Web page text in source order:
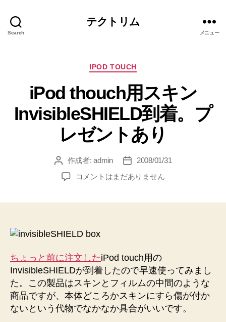
Search
テクトリム
メニュー
カ
ゴ
リ
ー
IPOD TOUCH
iPod thouch用スキン
InvisibleSHIELD到着。プ
レゼントあり
投
稿
者
作成者:admin
投
稿
日
2008/01/31
iPod
ン
到
着。
プ
レ
ゼ
ン
コメントはまだありません
ちょっと前に注文したiPod touch用の
InvisibleSHIELDが到着したので早速使ってみまし
た。この製品はスキンとフィルムの中間のような
商品ですが、本体どころかスキンにすら傷が付か
ないという代物でなかなか具合がいいです。